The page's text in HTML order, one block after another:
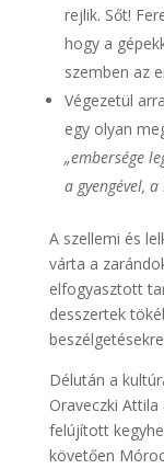
rejlik. Sőt!
hogy a
szemben az
Végezetül
egy olyan
„embersége
a gyengével, a
A szellemi és
várta a
elfogyasztott
desszertek
Délután a
Oraveczki
felújított
követően